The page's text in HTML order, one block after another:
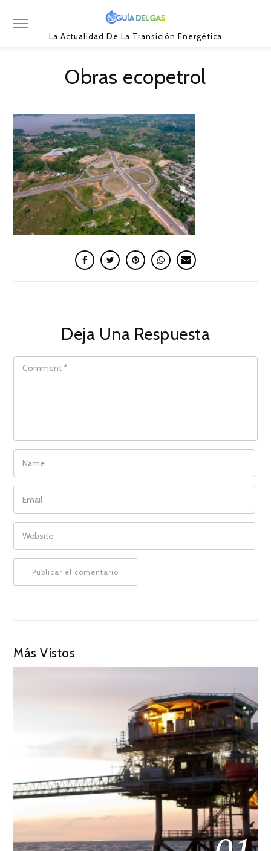
La Actualidad De La Transición Energética
Obras ecopetrol
Deja Una Respuesta
COMMENT
NAME
EMAIL
WEBSITE
Más Vistos